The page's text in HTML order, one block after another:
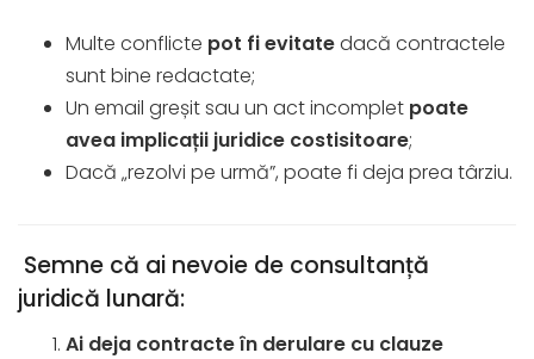
Multe conflicte pot fi evitatedacă contractele
sunt bine redactate;
Un email greșit sau un act incomplet poate
avea implicații juridice costisitoare;
Dacă „rezolvi pe urmă”, poate fi deja prea târziu.
Semne că ai nevoie de consultanță
juridică lunară:
Ai deja contracte în derulare cu clauze